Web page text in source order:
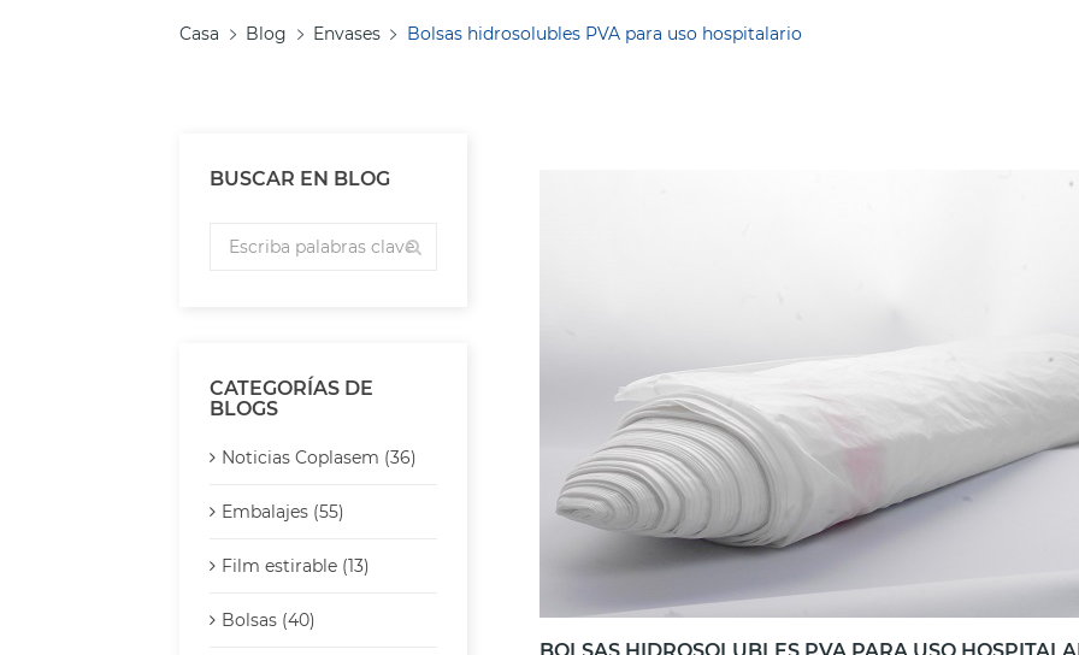
Casa Blog Envases Bolsas hidrosolubles PVA para uso hospitalario
BUSCAR EN BLOG
CATEGORÍAS DE
BLOGS
Noticias Coplasem (36)
Embalajes (55)
Film estirable (13)
Bolsas (40)